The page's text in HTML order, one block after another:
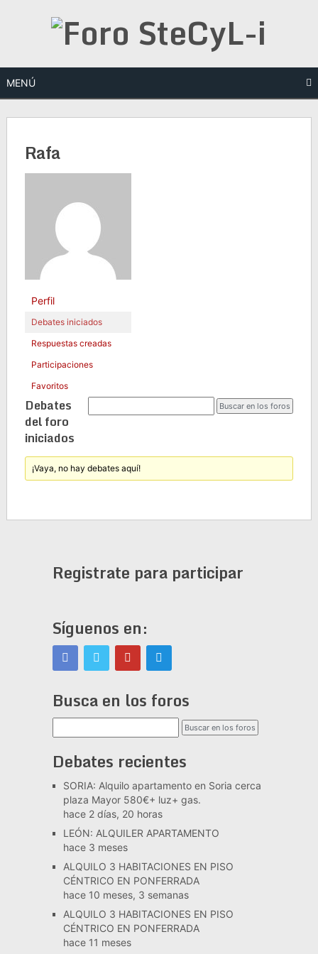
MENÚ
Rafa
Perfil
Debates iniciados
Respuestas creadas
Participaciones
Favoritos
Debates
del foro
iniciados
¡Vaya, no hay debates aquí!
Registrate para participar
Síguenos en:
Busca en los foros
Debates recientes
SORIA: Alquilo apartamento en Soria cerca
plaza Mayor 580€+ luz+ gas.
hace 2 días, 20 horas
LEÓN: ALQUILER APARTAMENTO
hace 3 meses
ALQUILO 3 HABITACIONES EN PISO
CÉNTRICO EN PONFERRADA
hace 10 meses, 3 semanas
ALQUILO 3 HABITACIONES EN PISO
CÉNTRICO EN PONFERRADA
hace 11 meses